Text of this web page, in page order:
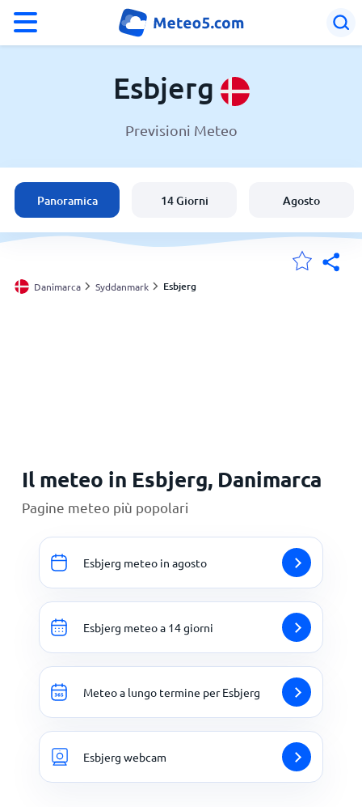
Danimarca
Italia
Svizzera
Esbjerg
Previsioni Meteo
Panoramica 14 Giorni Agosto
Danimarca Syddanmark Esbjerg
Il meteo in Esbjerg, Danimarca
Pagine meteo più popolari
Esbjerg meteo in agosto
Esbjerg meteo a 14 giorni
Meteo a lungo termine per Esbjerg
Esbjerg webcam